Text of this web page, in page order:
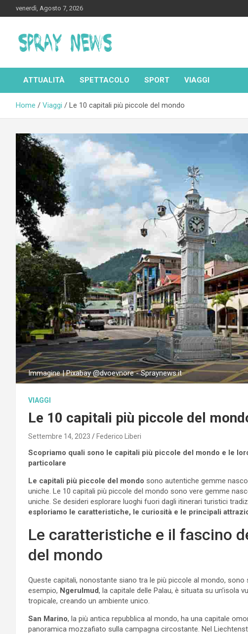
to
venerdì, Agosto 7, 2026
Spraynews.it
ATTUALITÀ SPETTACOLO SPORT VIAGGI
Home Viaggi Le 10 capitali più piccole del mondo
Immagine | Pixabay @dvoevnore - Spraynews.it
VIAGGI
Le 10 capitali più piccole del
Settembre 14, 2023 Federico Liberi
Scopriamo quali sono le capitali più piccole del mondo e le
particolare
Le capitali più piccole del mondo sono autentiche gemme
uniche. Le 10 capitali più piccole del mondo sono vere gemme
uniche. Se desideri esplorare luoghi fuori dagli itinerari turistici
esploriamo le caratteristiche, le curiosità e le principali
Le caratteristiche e il fascino
del mondo
Queste capitali, nonostante siano tra le più piccole al mondo,
esempio, Ngerulmud, la capitale delle Palau, è situata su un’isola
tropicale, creando un ambiente unico.
San Marino, la più antica repubblica al mondo, ha una capitale
panoramica mozzafiato sulla campagna circostante. Nel